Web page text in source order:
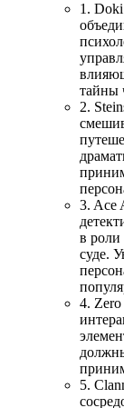
1.
тайны
2.
3. Ace
в роли
суде.
4.
5.